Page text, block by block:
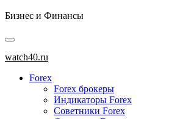
Бизнес и Финансы
Основное
меню
watch40.ru
Forex
Forex брокеры
Индикаторы Forex
Советники Forex